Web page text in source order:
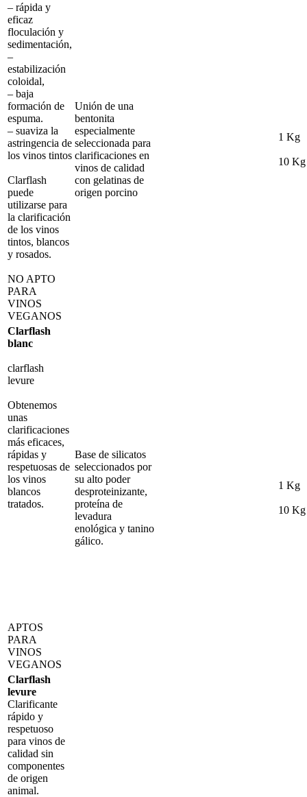
– rápida y
eficaz
floculación y
sedimentación,
–
estabilización
coloidal,
– baja
formación de
espuma.
– suaviza la
astringencia de
los vinos tintos
Clarflash
puede
utilizarse para
la clarificación
de los vinos
tintos, blancos
y rosados.
NO APTO
PARA
VINOS
VEGANOS
Unión de una
bentonita
especialmente
seleccionada para
clarificaciones en
vinos de calidad
con gelatinas de
origen porcino
1 Kg
10 Kg
Clarflash
blanc
clarflash
levure
Obtenemos
unas
clarificaciones
más eficaces,
rápidas y
respetuosas de
los vinos
blancos
tratados.
APTOS
PARA
VINOS
VEGANOS
Base de silicatos
seleccionados por
su alto poder
desproteinizante,
proteína de
levadura
enológica y tanino
gálico.
1 Kg
10 Kg
Clarflash
levure
Clarificante
rápido y
respetuoso
para vinos de
calidad sin
componentes
de origen
animal.